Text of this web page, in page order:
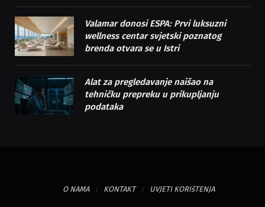
Valamar donosi ESPA: Prvi luksuzni
wellness centar svjetski poznatog
brenda otvara se u Istri
Alat za pregledavanje naišao na
tehničku prepreku u prikupljanju
podataka
O NAMA KONTAKT UVJETI KORIšTENJA